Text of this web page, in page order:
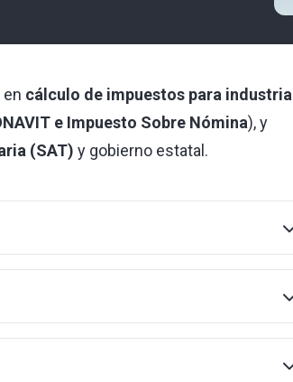
cálculo de impuestos para industria
e Impuesto Sobre Nómina), y
(SAT) y gobierno estatal.